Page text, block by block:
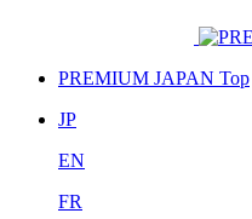
PREMIUM JAPAN Top
JP
EN
FR